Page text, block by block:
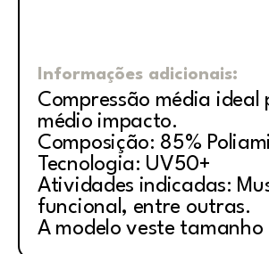
Informações adicionais:
Compressão média
médio impacto.
Composição: 85%
Tecnologia: UV50+
Atividades indicadas:
funcional, entre outras.
A modelo veste tamanho